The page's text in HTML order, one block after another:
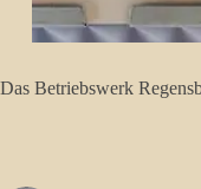
Das Betriebswerk